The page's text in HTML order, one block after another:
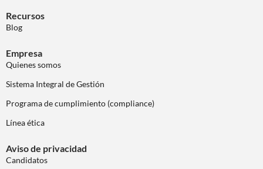
Recursos
Blog
Empresa
Quienes somos
Sistema Integral de Gestión
Programa de cumplimiento (compliance)
Línea ética
Aviso de privacidad
Candidatos